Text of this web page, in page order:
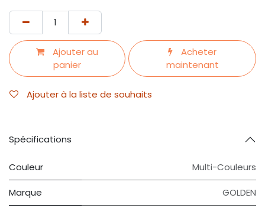
Ajouter au
panier
Acheter
maintenant
Ajouter à la liste de souhaits
Spécifications
Couleur Multi-Couleurs
Marque GOLDEN